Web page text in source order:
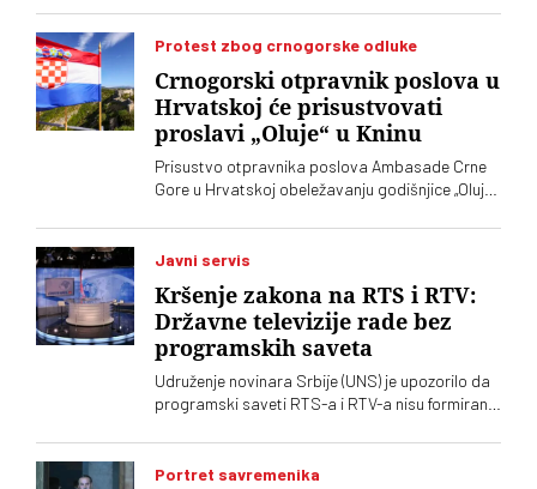
naprednjacima. Jedan od njih kaže za „Vreme“
da je „SNS u Kniću nasilna skupina
ikada više, da sarađuju. Branko Ružić za
„Vreme“ kaže da je alarmantno da tendencije
odricanja od izvornih principa i mazohizma
postoje ne samo na lokalu, već i u samom vrhu
SPS-a
Protest zbog crnogorske odluke
Crnogorski otpravnik poslova u
Hrvatskoj će prisustvovati
proslavi „Oluje“ u Kninu
Prisustvo otpravnika poslova Ambasade Crne
Gore u Hrvatskoj obeležavanju godišnjice „Oluje“
Vučić je poručio da je reč o proslavi zločina
počinjenih nad srpskim narodom
Javni servis
Kršenje zakona na RTS i RTV:
Državne televizije rade bez
programskih saveta
Udruženje novinara Srbije (UNS) je upozorilo da
programski saveti RTS-a i RTV-a nisu formirani
čega se postavlja pitanje poštovanja zakonskih
procedura i funkcionisanja mehanizama
Portret savremenika